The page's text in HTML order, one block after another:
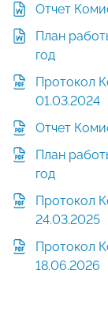
Отчет
План
год
Протокол
01.03.2024
Отчет
План
год
Протокол
24.03.2025
Протокол
18.06.2026